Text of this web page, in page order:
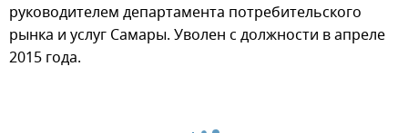
руководителем департамента потребительского
рынка и услуг Самары. Уволен с должности в апреле
2015 года.